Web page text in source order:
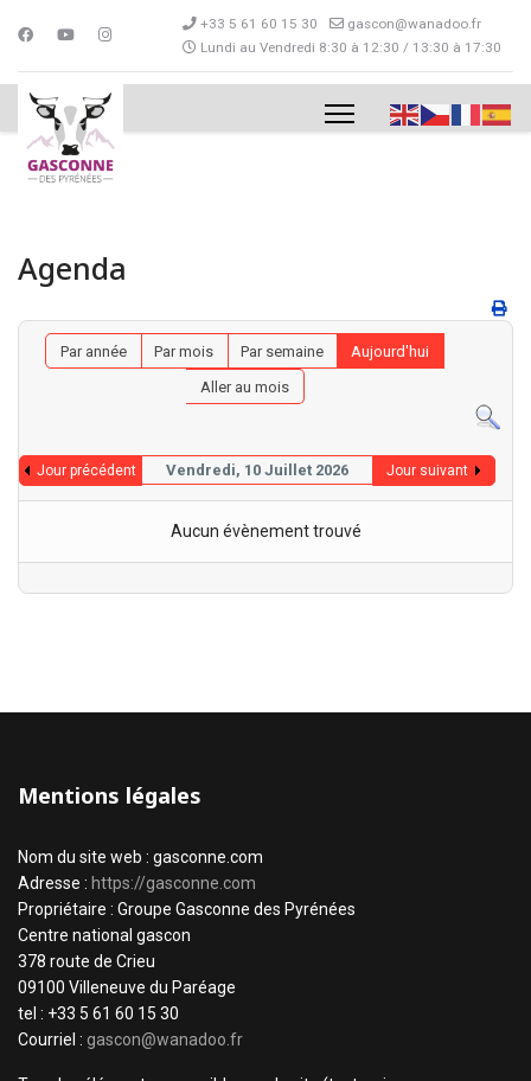
+33 5 61 60 15 30
gascon@wanadoo.fr
Lundi au Vendredi 8:30 à 12:30 / 13:30 à 17:30
Agenda
Par année Par mois Par semaine
Aujourd'hui
Aller au mois
Jour précédent Vendredi, 10 Juillet 2026 Jour suivant
Aucun évènement trouvé
Mentions légales
Nom du site web : gasconne.com
Adresse : https://gasconne.com
Propriétaire : Groupe Gasconne des Pyrénées
Centre national gascon
378 route de Crieu
09100 Villeneuve du Paréage
tel : +33 5 61 60 15 30
Courriel : gascon@wanadoo.fr